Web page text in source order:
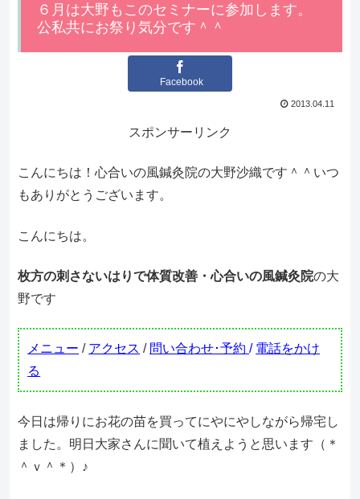
６月は大野もこのセミナーに参加します。
公私共にお祭り気分です＾＾
Facebook
2013.04.11
スポンサーリンク
こんにちは！心合いの風鍼灸院の大野沙織です＾＾いつ
もありがとうございます。
こんにちは。
枚方の刺さないはりで体質改善・心合いの風鍼灸院の大
野です
メニュー / アクセス / 問い合わせ･予約/ 電話をかけ
る
今日は帰りにお花の苗を買ってにやにやしながら帰宅し
ました。明日大家さんに聞いて植えようと思います（＊
＾ｖ＾＊）♪